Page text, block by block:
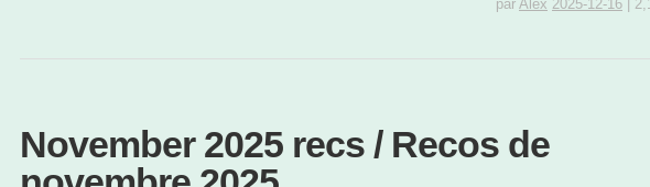
par Alex 2025-12-16
November 2025 recs / Recos de